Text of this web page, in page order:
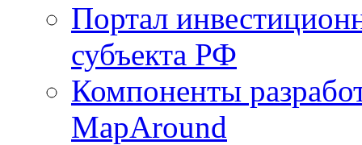
Портал
субъекта РФ
Компоненты
MapAround